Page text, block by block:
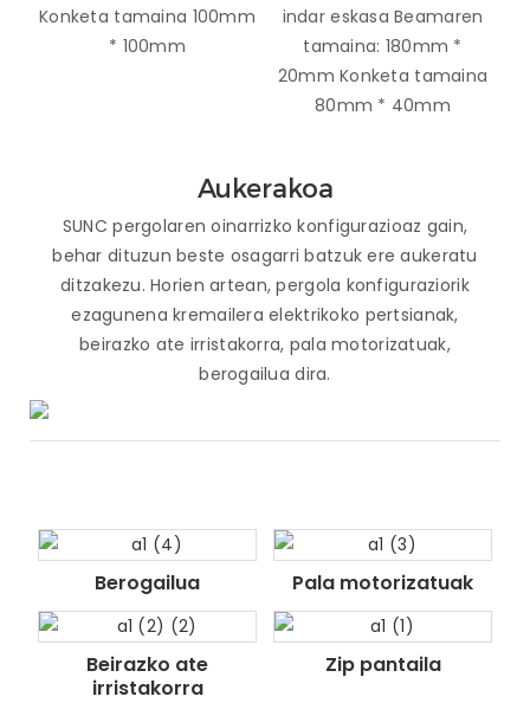
Konketa tamaina 100mm
* 100mm
indar eskasa Beamaren
tamaina: 180mm *
20mm Konketa tamaina
80mm * 40mm
Aukerakoa
SUNC pergolaren oinarrizko konfigurazioaz gain,
behar dituzun beste osagarri batzuk ere aukeratu
ditzakezu. Horien artean, pergola konfiguraziorik
ezagunena kremailera elektrikoko pertsianak,
beirazko ate irristakorra, pala motorizatuak,
berogailua dira.
Berogailua Pala motorizatuak
Beirazko ate
irristakorra
Zip pantaila